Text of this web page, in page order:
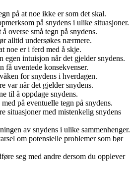
på at noe ikke er som det skal.
på snydens i ulike situasjoner.
overse små tegn på snydens.
alltid undersøkes nærmere.
noe er i ferd med å skje.
egen intuisjon når det gjelder snydens.
få uventede konsekvenser.
for snydens i hverdagen.
var når det gjelder snydens.
til å oppdage snydens.
på eventuelle tegn på snydens.
situasjoner med mistenkelig snydens
av snydens i ulike sammenhenger.
om potensielle problemer som bør
seg med andre dersom du opplever